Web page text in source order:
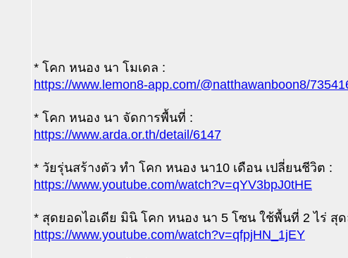
* โคก หนอง นา โมเดล :
https://www.lemon8-app.com/@natthawanboon8/
* โคก หนอง นา จัดการพื้นที่ :
https://www.arda.or.th/detail/6147
* วัยรุ่นสร้างตัว ทำ โคก หนอง นา10 เดือน เปลี่ยนชีวิต :
https://www.youtube.com/watch?v=qYV3bpJ0tHE
* สุดยอดไอเดีย มินิ โคก หนอง นา 5 โซน ใช้พื้นที่ 2 ไร่ สุด
https://www.youtube.com/watch?v=qfpjHN_1jEY